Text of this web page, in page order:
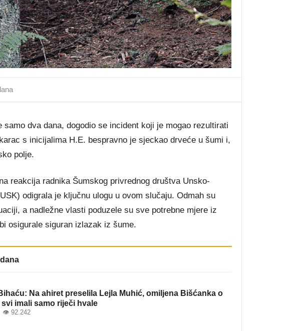
samo dva dana, dogodio se incident koji je mogao rezultirati
s inicijalima H.E. bespravno je sjeckao drveće u šumi i,
polje.
reakcija radnika Šumskog privrednog društva Unsko-
odigrala je ključnu ulogu u ovom slučaju. Odmah su
a nadležne vlasti poduzele su sve potrebne mjere iz
osigurale siguran izlazak iz šume.
Na ahiret preselila Lejla Muhić, omiljena Bišćanka o
imali samo riječi hvale
92.242